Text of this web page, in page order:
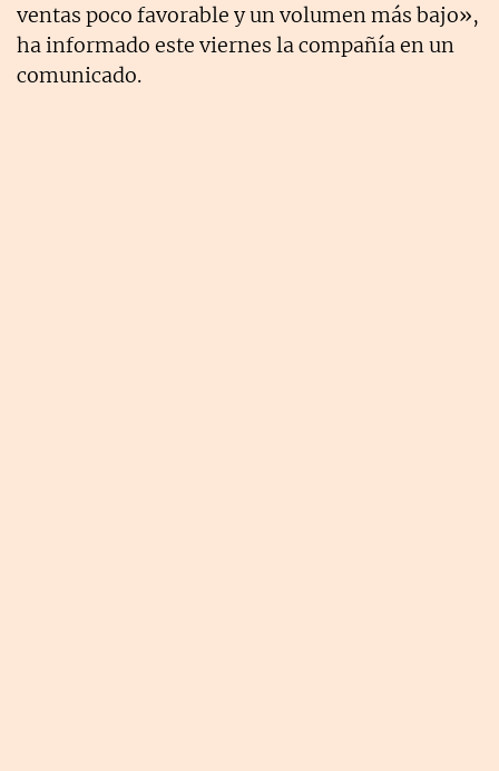
ventas poco favorable y un volumen más bajo»,
ha informado este viernes la compañía en un
comunicado.